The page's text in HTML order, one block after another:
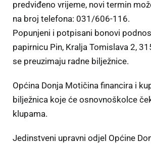
predviđeno vrijeme, novi termin
na broj telefona: 031/606-116.
Popunjeni i potpisani bonovi
papirnicu Pin, Kralja Tomislava 2,
se preuzimaju radne bilježnice.
Općina Donja Motičina financira i
bilježnica koje će osnovnoškolce
klupama.
Jedinstveni upravni odjel Općine